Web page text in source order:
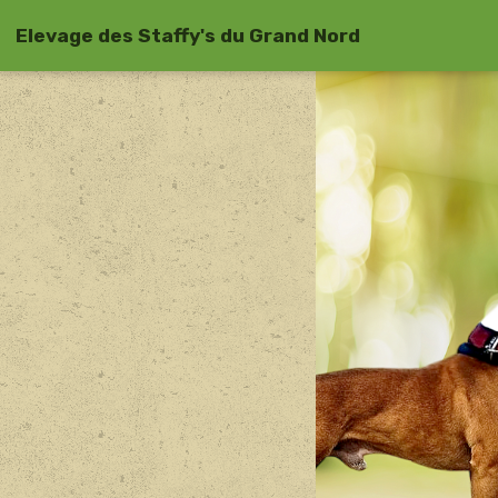
Elevage des Staffy's du Grand Nord